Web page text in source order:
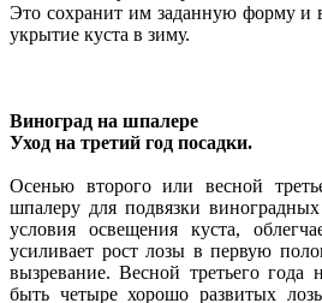
Это сохранит им заданную форму и
укрытие куста в зиму.
Виноград на шпалере
Уход на третий год посадки.
Осенью второго или весной
шпалеру для подвязки
условия освещения куста,
усиливает рост лозы в первую
вызревание. Весной третьего
быть четыре хорошо развитых